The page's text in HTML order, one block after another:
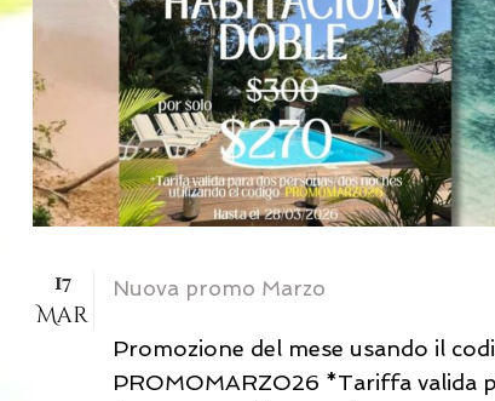
17
Mar
Nuova promo Marzo
Promozione del mese usando il
PROMOMARZO26 *Tariffa valida